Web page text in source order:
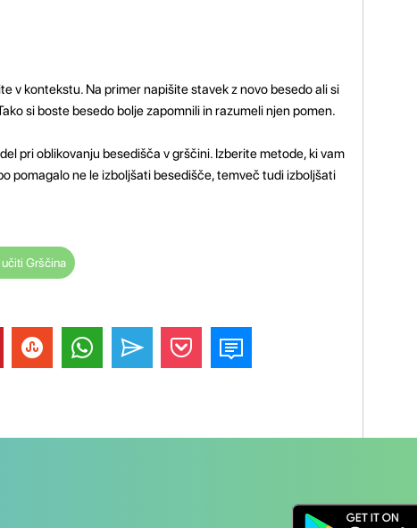
v kontekstu. Na primer napišite stavek z novo besedo ali si
si boste besedo bolje zapomnili in razumeli njen pomen.
pri oblikovanju besedišča v grščini. Izberite metode, ki vam
pomagalo ne le izboljšati besedišče, temveč tudi izboljšati
Grščina